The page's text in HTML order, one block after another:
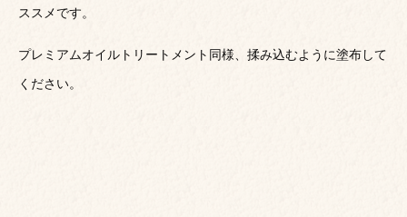
ススメです。
プレミアムオイルトリートメント同様、揉み込むように塗布して
ください。